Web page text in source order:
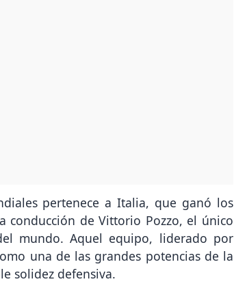
pertenece a Italia, que ganó los
conducción de Vittorio Pozzo, el único
mundo. Aquel equipo, liderado por
una de las grandes potencias de la
solidez defensiva.